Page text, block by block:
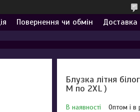
Повернення чи обмін
Блузка літня
M по 2XL )
В наявності Оптом і в